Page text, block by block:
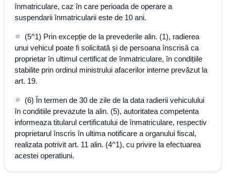
înmatriculare, caz în care perioada de operare a
suspendarii înmatricularii este de 10 ani.
(5^1) Prin excepție de la prevederile alin. (1), radierea
unui vehicul poate fi solicitată și de persoana înscrisă ca
proprietar în ultimul certificat de înmatriculare, în condițiile
stabilite prin ordinul ministrului afacerilor interne prevăzut la
art. 19.
(6) În termen de 30 de zile de la data radierii vehiculului
în conditiile prevazute la alin. (5), autoritatea competenta
informeaza titularul certificatului de înmatriculare, respectiv
proprietarul înscris în ultima notificare a organului fiscal,
realizata potrivit art. 11 alin. (4^1), cu privire la efectuarea
acestei operatiuni.